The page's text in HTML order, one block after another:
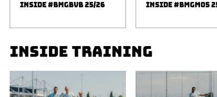
INSIDE #BMGBVB 25/26 INSIDE #BMGM05
INSIDE TRAINING